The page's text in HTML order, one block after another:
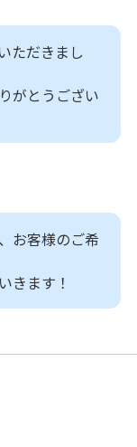
ただきまし
がとうござい
お客様のご希
きます！